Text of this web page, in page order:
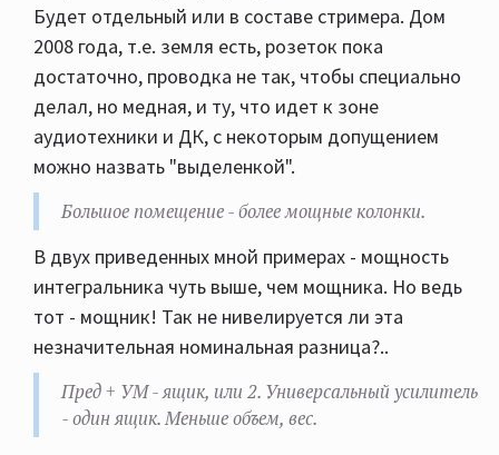
Будет отдельный или в составе стримера. Дом
2008 года, т.е. земля есть, розеток пока
достаточно, проводка не так, чтобы специально
делал, но медная, и ту, что идет к зоне
аудиотехники и ДК, с некоторым допущением
можно назвать "выделенкой".
Большое помещение - более мощные колонки.
В двух приведенных мной примерах - мощность
интегральника чуть выше, чем мощника. Но ведь
тот - мощник! Так не нивелируется ли эта
незначительная номинальная разница?..
Пред + УМ - ящик, или 2. Универсальный усилитель
- один ящик. Меньше объем, вес.